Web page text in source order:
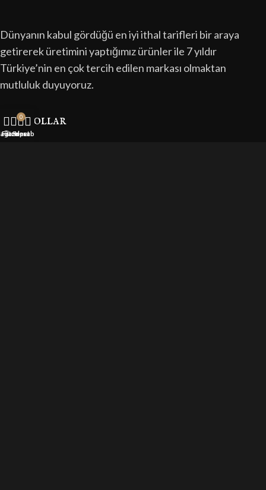
Dünyanın kabul gördüğü en iyi ithal tarifleri bir araya
getirerek üretimini yaptığımız ürünler ile 7 yıldır
Türkiye’nin en çok tercih edilen markası olmaktan
mutluluk duyuyoruz.
kısa yollar
Filtreler
0
Sepet
Hesabım